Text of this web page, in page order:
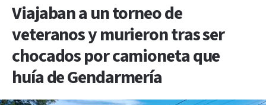
Viajaban a un torneo de
veteranos y murieron tras ser
chocados por camioneta que
huía de Gendarmería